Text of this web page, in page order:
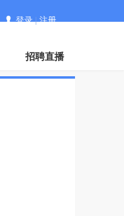
登录|注册
招聘直播